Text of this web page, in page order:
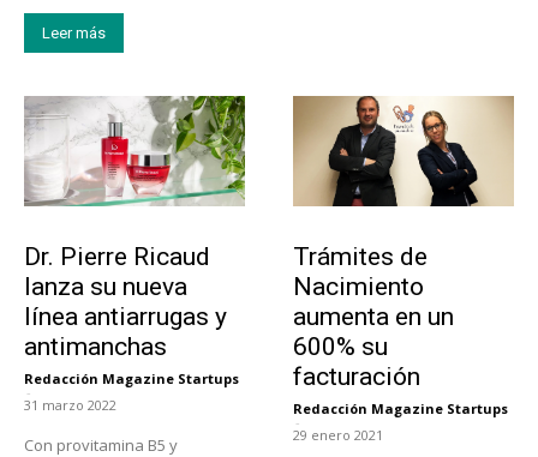
Leer más
Dr. Pierre Ricaud
lanza su nueva
línea antiarrugas y
antimanchas
Redacción Magazine Startups
-
31 marzo 2022
Con provitamina B5 y
Trámites de
Nacimiento
aumenta en un
600% su
facturación
Redacción Magazine Startups
-
29 enero 2021